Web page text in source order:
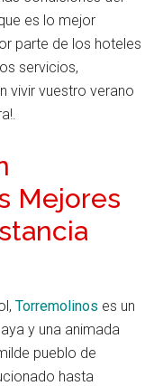
es lo mejor
parte de los hoteles
servicios,
vivir vuestro verano
Mejores
Torremolinos es un
y una animada
pueblo de
hasta